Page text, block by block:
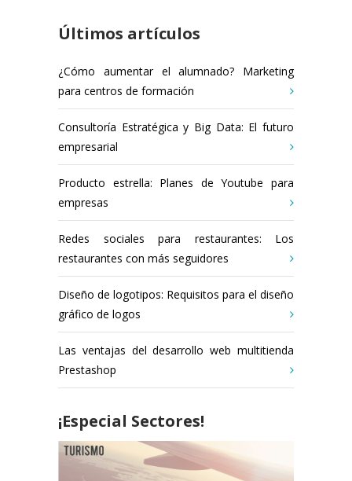
Últimos artículos
¿Cómo aumentar el alumnado? Marketing
para centros de formación
Consultoría Estratégica y Big Data: El futuro
empresarial
Producto estrella: Planes de Youtube para
empresas
Redes sociales para restaurantes: Los
restaurantes con más seguidores
Diseño de logotipos: Requisitos para el diseño
gráfico de logos
Las ventajas del desarrollo web multitienda
Prestashop
¡Especial Sectores!